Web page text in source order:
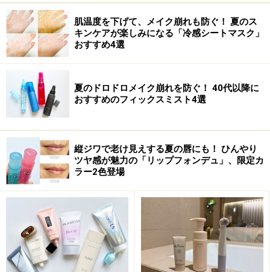
強い味方。さらに、ヨモギ蒸し温座パットをつけること
で、骨盤周りが温められので、血行が促され手足の先ま
で温まります。また、新陳代謝があがるので、ダイエッ
ト効果も期待できるというワケです。
女性にとって、嬉しい効果をたくさんもたらしてくれ
る、ヨモギ蒸し温座パットは、絶対に喜ばれるアイテム
■礼知美人エイジミン ヨモギ蒸し温座パット
メーカー： Yejimiin(イェジミイン)
価格：オープン価格
購入可能場所：楽天市場やamazonなどのウェブショップ
※データは記事公開時点のものです。
※記事内容は執筆時点のものです。最新の内容をご確認くださ
肌温度を下げて、メイク崩れも防ぐ！ 夏のス
キンケアが楽しみになる「冷感シートマスク」
おすすめ4選
夏のドロドロメイク崩れを防ぐ！ 40代以降に
おすすめのフィックスミスト4選
縦ジワで老け見えする夏の唇にも！ ひんやり
ツヤ感が魅力の「リップフォンデュ」、限定カ
ラー2色登場